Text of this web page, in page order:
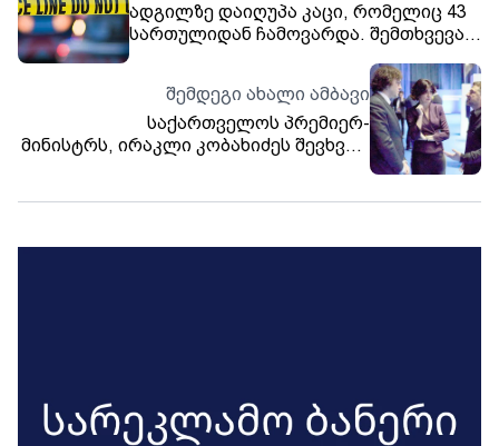
ადგილზე დაიღუპა კაცი, რომელიც 43
სართულიდან ჩამოვარდა. შემთხვევა
კრიმინალისტები იმყოფებიან.
მომხდარის სხვა დეტალები ჩვენთვის
უცნობია. საგულისხმოა ის გარემოება,
რომ ხიმშიაშვილის ქუჩაზე, კერძო
შემდეგი ახალი ამბავი
საქართველოს პრემიერ-
მინისტრს, ირაკლი კობახიძეს შევხვდი
მომავალშიც გავაგრძელებთ“, -
აცხადებს ზელენსკი.